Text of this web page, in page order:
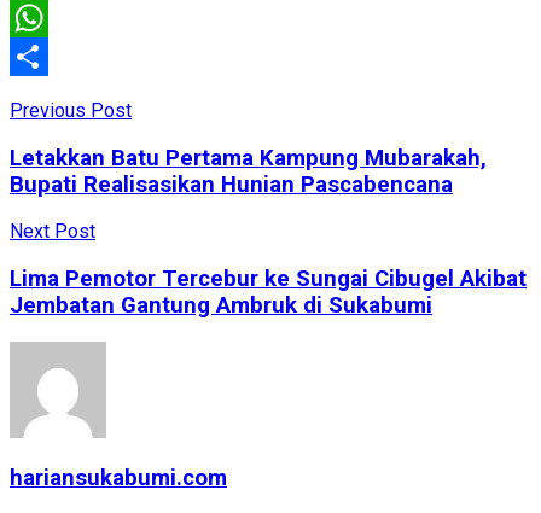
Email
WhatsApp
Previous Post
Letakkan Batu Pertama Kampung Mubarakah,
Bupati Realisasikan Hunian Pascabencana
Next Post
Lima Pemotor Tercebur ke Sungai Cibugel Akibat
Jembatan Gantung Ambruk di Sukabumi
hariansukabumi.com